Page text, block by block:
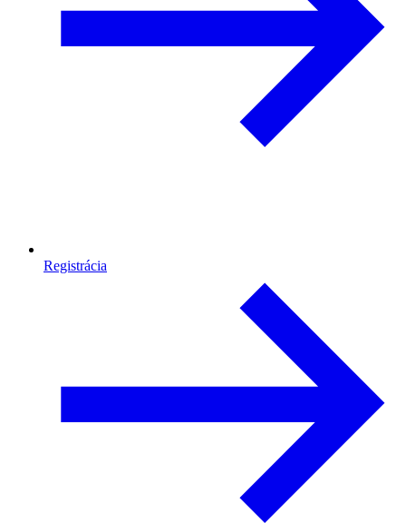
Registrácia